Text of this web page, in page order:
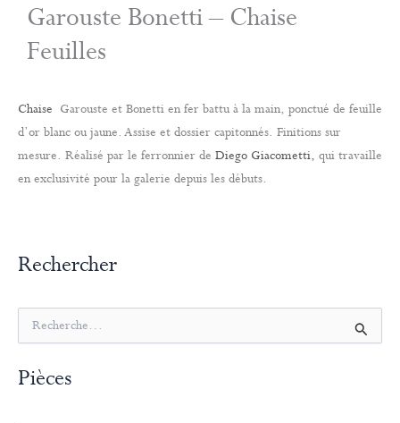
Garouste Bonetti – Chaise
Feuilles
Chaise Garouste et Bonetti en fer battu à la main, ponctué de feuille
d’or blanc ou jaune. Assise et dossier capitonnés. Finitions sur
mesure. Réalisé par le ferronnier de Diego Giacometti, qui travaille
en exclusivité pour la galerie depuis les débuts.
Rechercher
e
hPièces